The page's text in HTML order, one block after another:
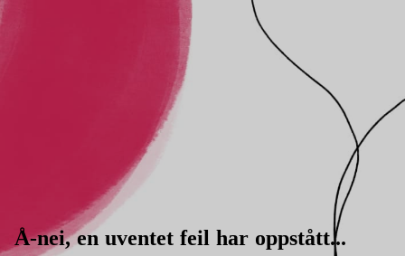
Å-nei, en uventet feil har oppstått...